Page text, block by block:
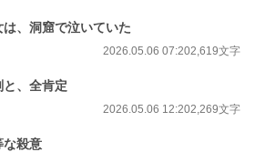
、洞窟で泣いていた
2026.05.06 07:202,619文字
、全肯定
2026.05.06 12:202,269文字
殺意